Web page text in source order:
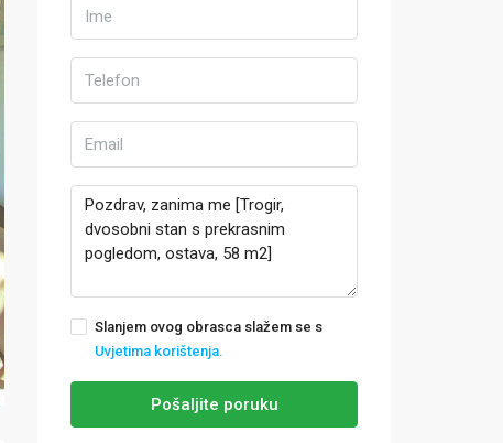
Slanjem ovog obrasca slažem se s
Uvjetima korištenja.
Pošaljite poruku